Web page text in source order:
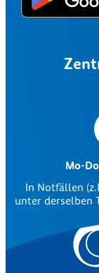
Mo-
In Notfällen
unter derselben